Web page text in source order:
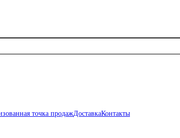
точка продажДоставкаКонтакты